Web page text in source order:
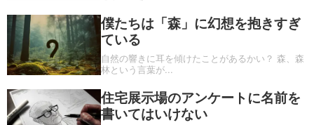
僕たちは「森」に幻想を抱きすぎ
ている
自然の響きに耳を傾けたことがあるかい？ 森、森
林という言葉が...
住宅展示場のアンケートに名前を
書いてはいけない